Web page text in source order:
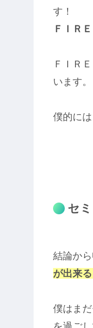
す！
ＦＩＲＥ
ＦＩＲ
います。
僕的に
セ
結論から
が出来
僕はま